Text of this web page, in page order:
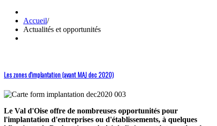
Accueil/
Actualités et opportunités
Les zones d'implantation (avant MAJ dec 2020)
Le Val d'Oise offre de nombreuses opportunités pour
l'implantation d'entreprises ou d'établissements, à quelques